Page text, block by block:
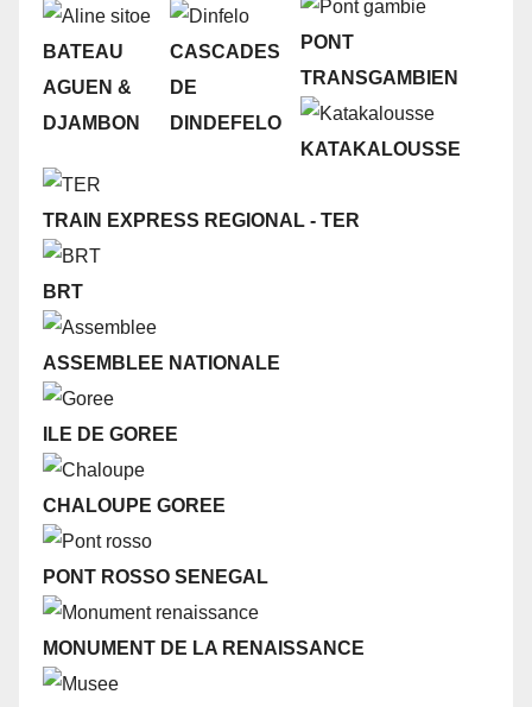
BATEAU
AGUEN &
DJAMBON
CASCADES
DE
DINDEFELO
PONT
TRANSGAMBIEN
KATAKALOUSSE
TRAIN EXPRESS REGIONAL - TER
BRT
ASSEMBLEE NATIONALE
ILE DE GOREE
CHALOUPE GOREE
PONT ROSSO SENEGAL
MONUMENT DE LA RENAISSANCE